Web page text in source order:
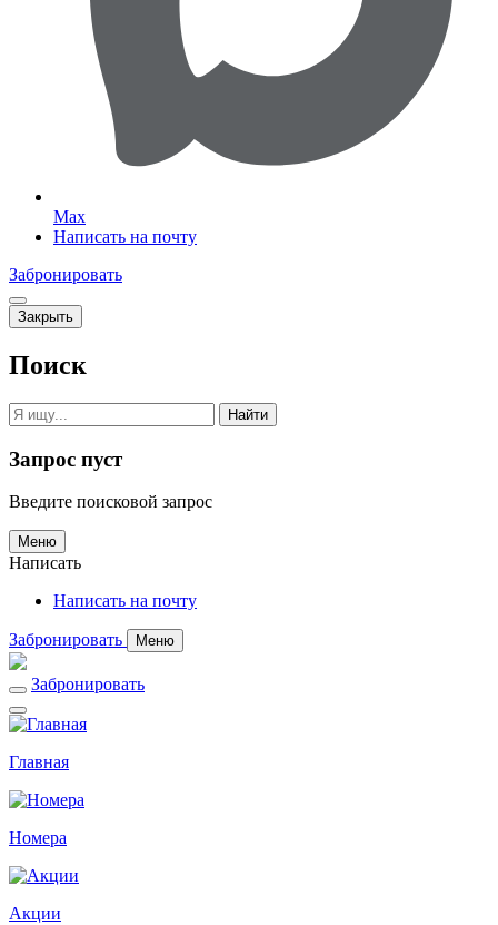
Max
Написать на почту
Забронировать
Закрыть
Поиск
Найти
Запрос пуст
Введите поисковой запрос
Меню
Написать
Написать на почту
Забронировать Меню
Забронировать
Главная
Номера
Акции